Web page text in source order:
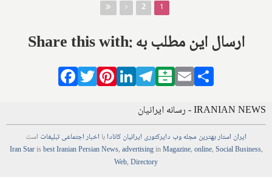
1
2
Share this with: ارسال این مطلب به
Facebook
TwitterPinterestLinkedIn
Telegram
Balatarin
Email
IRANIAN NEWS - رسانه ایرانیان
ایران استاربهترین مجلهوب دایرکتوری ایرانیان کانادابا اخباراجتماعیتبلیغات است
Iran Starisbest Iranian PersianNews,advertisinginMagazine,online,Social Business,
Web,Directory